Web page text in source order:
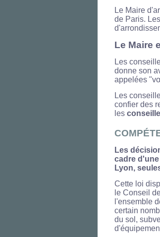
Le Maire
de Paris.
Le Maire
Les
donne son
appelées
Les
confier des
les
Les
cadre
Lyon,
Cette loi
le Conseil
l'ensemble
certain
du sol,